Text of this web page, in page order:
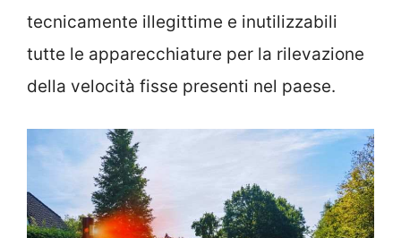
tecnicamente illegittime e inutilizzabili
tutte le apparecchiature per la rilevazione
della velocità fisse presenti nel paese.